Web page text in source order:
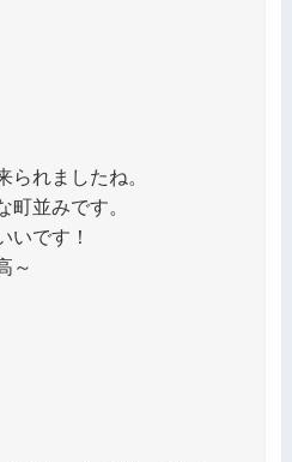
られましたね。
町並みです。
いです！
～